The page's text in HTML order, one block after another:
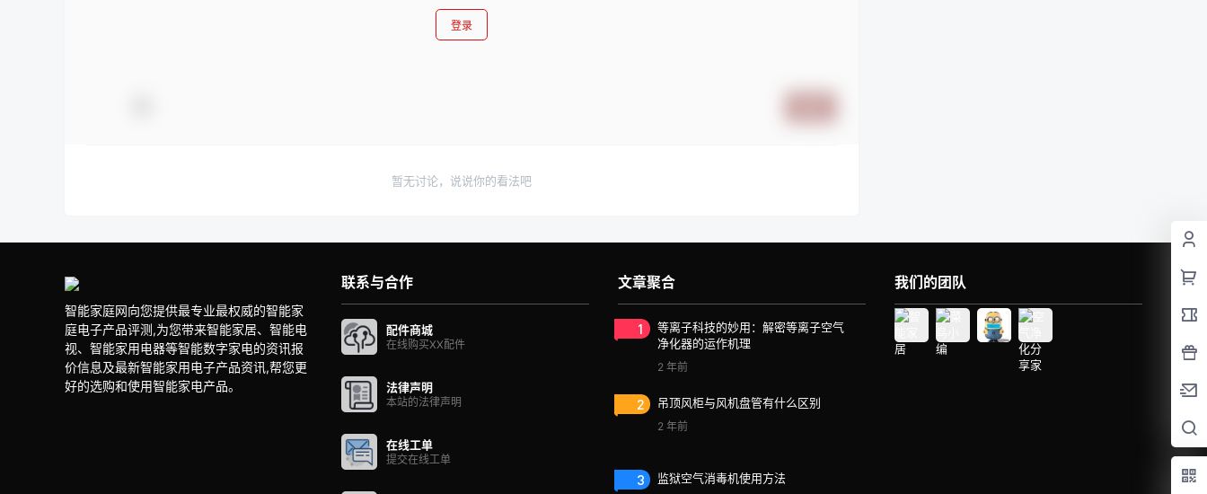
登录
暂无讨论，说说你的看法吧
智能家庭网向您提供最专业最权威的智能家
庭电子产品评测,为您带来智能家居、智能电
视、智能家用电器等智能数字家电的资讯报
价信息及最新智能家用电子产品资讯,帮您更
好的选购和使用智能家电产品。
联系与合作
配件商城
在线购买XX配件
法律声明
本站的法律声明
在线工单
提交在线工单
文章聚合
1
等离子科技的妙用：解密等离子空气
净化器的运作机理
2 年前
2 吊顶风柜与风机盘管有什么区别
2 年前
3 监狱空气消毒机使用方法
我们的团队